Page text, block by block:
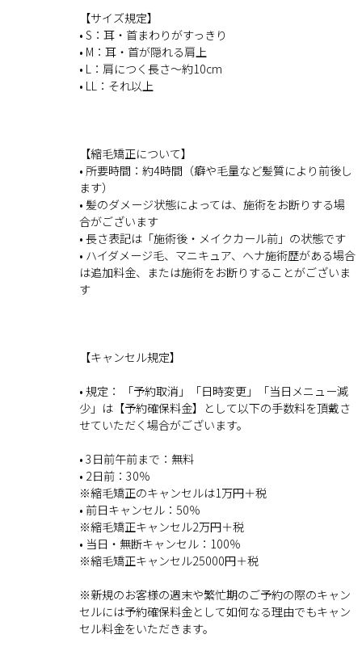
【サイズ規定】
• S：耳・首まわりがすっきり
• M：耳・首が隠れる肩上
• L：肩につく長さ〜約10cm
• LL：それ以上
【縮毛矯正について】
• 所要時間：約4時間（癖や毛量など髪質により前後し
ます）
• 髪のダメージ状態によっては、施術をお断りする場
合がございます
• 長さ表記は「施術後・メイクカール前」の状態です
• ハイダメージ毛、マニキュア、ヘナ施術歴がある場合
は追加料金、または施術をお断りすることがございま
す
【キャンセル規定】
• 規定： 「予約取消」「日時変更」「当日メニュー減
少」は【予約確保料金】として以下の手数料を頂戴さ
せていただく場合がございます。
• 3日前午前まで：無料
• 2日前：30％
※縮毛矯正のキャンセルは1万円＋税
• 前日キャンセル：50％
※縮毛矯正キャンセル2万円＋税
• 当日・無断キャンセル：100％
※縮毛矯正キャンセル25000円＋税
※新規のお客様の週末や繁忙期のご予約の際のキャン
セルには予約確保料金として如何なる理由でもキャン
セル料金をいただきます。